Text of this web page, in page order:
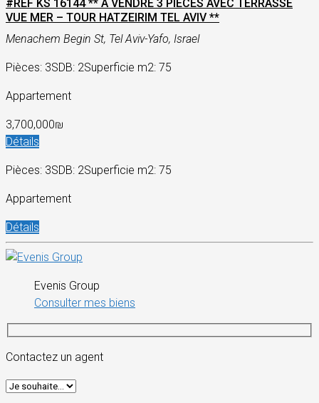
#REF KS 16144 ** A VENDRE 3 PIÈCES AVEC TERRASSE
VUE MER – TOUR HATZEIRIM TEL AVIV **
Menachem Begin St, Tel Aviv-Yafo, Israel
Pièces: 3SDB: 2Superficie m2: 75
Appartement
3,700,000₪
Détails
Pièces: 3SDB: 2Superficie m2: 75
Appartement
Détails
Evenis Group
Consulter mes biens
Contactez un agent